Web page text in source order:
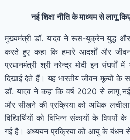
नई शिक्षा नीति के माध्यम से लागू
मुख्यमंत्री डॉ. यादव ने रूस-यूक्रेन युद्ध
करते हुए कहा कि हमारे आदर्शों और
प्रधानमंत्री श्री नरेन्द्र मोदी इन संघर्षों
दिखाई देते हैं। यह भारतीय जीवन मूल्यों के
डॉ. यादव ने कहा कि वर्ष 2020 से लागू नई
और सीखने की प्रक्रिया को अधिक
विद्यिार्थियों को विभिन्न संकायों के
गई है। अध्ययन प्रक्रिया को आयु के बंधन